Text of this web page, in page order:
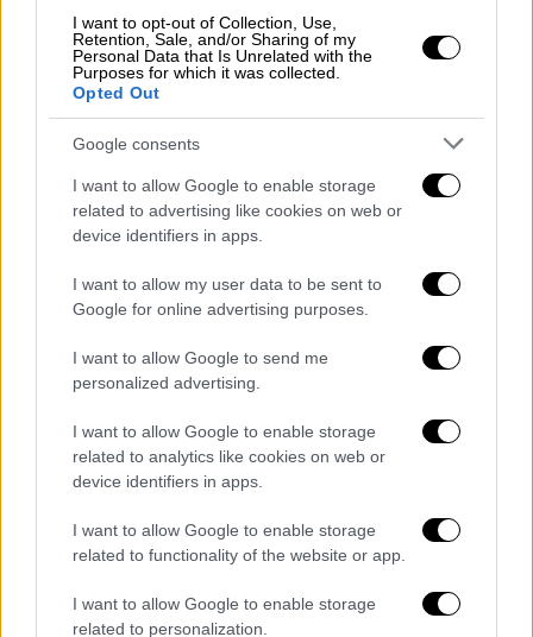
I want to opt-out of Collection, Use,
Retention, Sale, and/or Sharing of my
Personal Data that Is Unrelated with the
Purposes for which it was collected.
Opted Out
Google consents
I want to allow Google to enable storage
related to advertising like cookies on web or
device identifiers in apps.
I want to allow my user data to be sent to
Google for online advertising purposes.
I want to allow Google to send me
personalized advertising.
I want to allow Google to enable storage
related to analytics like cookies on web or
device identifiers in apps.
I want to allow Google to enable storage
related to functionality of the website or app.
I want to allow Google to enable storage
related to personalization.
Αναζητείται αντι-Φορτούνης
Παράλληλα, συνεχίζεται η αναζήτηση ενός ή
δύο παικτών που θα ενισχύσουν την ομάδα
στον άξονα, ωστόσο, δεν έχει ξεκαθαρίσει
ακόμη αν θα υπάρξουν ανακοινώσεις πριν
από τη ρεβάνς με την Πλζεν. Ενας από τους
δύο θα αναλάβει το ρόλο του
καθώς ο
Βαλμπουενά που βαδίζει στα 35, δεν
μπορεί να παίζει σερί 90άλεπτα υψηλής
Το πιθανότερο είναι ότι θα προηγηθεί ο
επαναληπτικός, ο οποίος και θα καθορίσει
σε σημαντικό βαθμό το ευρωπαϊκό μέλλον
της ομάδας (σ.σ. σε περίπτωση πρόκρισης
Europa League) και ακολούθως θα
υπάρξουν περαιτέρω προσθήκες.
Αναμένεται ο Παπ Αμπού Σισέ